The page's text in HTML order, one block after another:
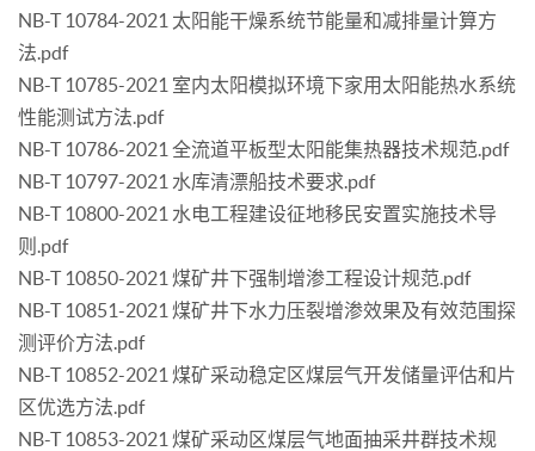
NB-T 10784-2021 太阳能干燥系统节能量和减排量计算方
法.pdf
NB-T 10785-2021 室内太阳模拟环境下家用太阳能热水系统
性能测试方法.pdf
NB-T 10786-2021 全流道平板型太阳能集热器技术规范.pdf
NB-T 10797-2021 水库清漂船技术要求.pdf
NB-T 10800-2021 水电工程建设征地移民安置实施技术导
则.pdf
NB-T 10850-2021 煤矿井下强制增渗工程设计规范.pdf
NB-T 10851-2021 煤矿井下水力压裂增渗效果及有效范围探
测评价方法.pdf
NB-T 10852-2021 煤矿采动稳定区煤层气开发储量评估和片
区优选方法.pdf
NB-T 10853-2021 煤矿采动区煤层气地面抽采井群技术规